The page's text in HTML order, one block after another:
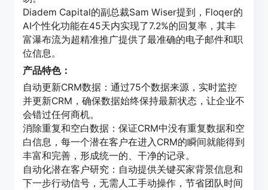
Diadem Capital的副总裁Sam Wiser提到，Floqer的
AI个性化功能在45天内实现了7.2%的回复率，其丰
富瀑布流为超精准推广提供了最准确的电子邮件和职
位信息。
产品特色：
自动更新CRM数据：通过75个数据来源，实时监控
并更新CRM，确保数据始终保持最新状态，让企业不
会错过任何商机。
消除重复和空白数据：保证CRM中没有重复数据和空
白信息，每一个潜在客户在进入CRM的瞬间就能得到
丰富和完善，形成统一的、干净的记录。
自动化潜在客户研究：自动提供关键买家背景信息和
下一步行动信号，无需人工手动操作，节省团队时间